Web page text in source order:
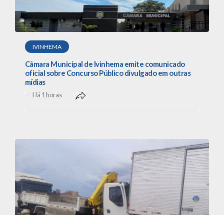
IVINHEMA
Câmara Municipal de Ivinhema emite comunicado
oficial sobre Concurso Público divulgado em outras
mídias
Há 1 horas